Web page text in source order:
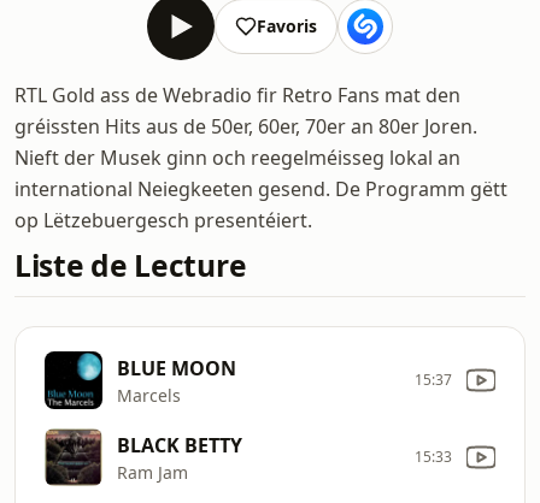
Favoris
RTL Gold ass de Webradio fir Retro Fans mat den
gréissten Hits aus de 50er, 60er, 70er an 80er Joren.
Nieft der Musek ginn och reegelméisseg lokal an
international Neiegkeeten gesend. De Programm gëtt
op Lëtzebuergesch presentéiert.
Liste de Lecture
BLUE MOON
Marcels
15:37
BLACK BETTY
Ram Jam
15:33